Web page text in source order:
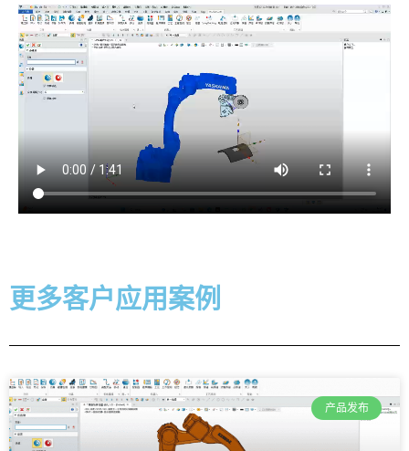
更多客户应用案例
产品发布